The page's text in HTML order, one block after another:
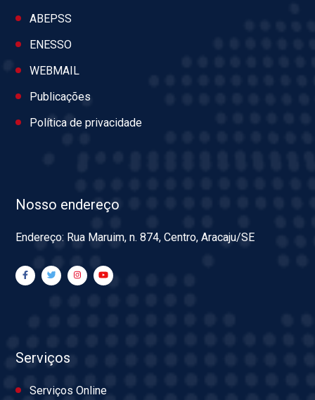
ABEPSS
ENESSO
WEBMAIL
Publicações
Política de privacidade
Nosso endereço
Endereço: Rua Maruim, n. 874, Centro, Aracaju/SE
Serviços
Serviços Online